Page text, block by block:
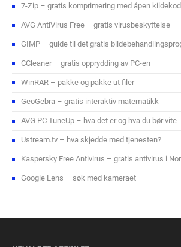
7-Zip – gratis komprimering med åpen
AVG AntiVirus Free – gratis virusbeskyttelse
GIMP – guide til det gratis
CCleaner – gratis opprydding av PC-en
WinRAR – pakke og pakke ut filer
GeoGebra – gratis interaktiv matematikk
AVG PC TuneUp – hva det er og hva du bør vite
Ustream.tv – hva skjedde med tjenesten?
Kaspersky Free Antivirus – gratis antivirus i
Google Lens – søk med kameraet